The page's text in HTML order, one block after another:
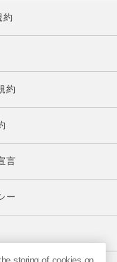
約
約
言
ー